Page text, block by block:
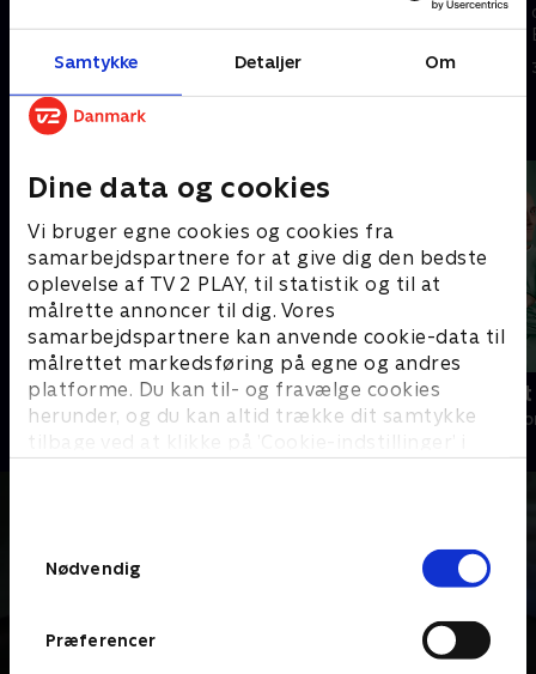
Samtykke Detaljer Om
Dine data og cookies
Vi bruger egne cookies og cookies fra
samarbejdspartnere for at give dig den bedste
oplevelse af TV 2 PLAY, til statistik og til at
målrette annoncer til dig. Vores
samarbejdspartnere kan anvende cookie-data til
målrettet markedsføring på egne og andres
platforme. Du kan til- og fravælge cookies
herunder, og du kan altid trække dit samtykke
tilbage ved at klikke på ’Cookie-indstillinger’ i
Nødvendig
Præferencer
under en gennemsigtig kuppel.
Pludselig står de midt i en
2. december 2013 • 40 min
Panikken griber om sig, da et
hus brænder, og brandvæsenet
er uden for kuplen.
2. december 2013 • 40 min
Andre så også
Happy fucking Pride
Drama • 1 sæsoner
Fake Patient
Drama • 1